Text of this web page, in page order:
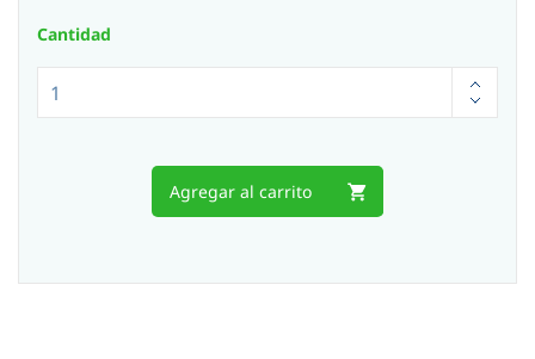
Cantidad
Agregar al carrito